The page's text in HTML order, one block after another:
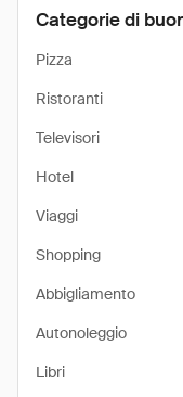
Categorie di
Pizza
Ristoranti
Televisori
Hotel
Viaggi
Shopping
Abbigliamento
Autonoleggio
Libri